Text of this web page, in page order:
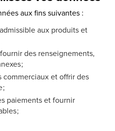
aux fins suivantes :
aux produits et
des renseignements,
;
commerciaux et offrir des
;
paiements et fournir
;